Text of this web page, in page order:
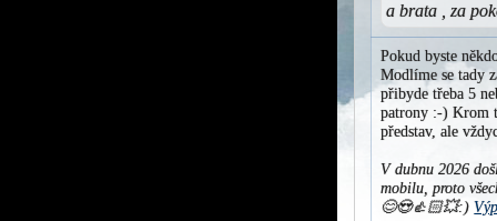
a brata , za
Pokud byste
Modlíme se tady
přibyde třeba 5
patrony :-) Krom
představ, ale
V dubnu 2026
mobilu, proto
😊😍👍🏻💥:)